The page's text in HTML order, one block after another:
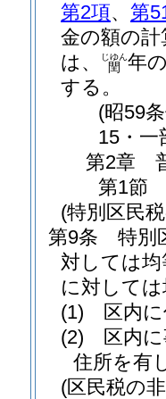
第2項、 第
金の額の
は、
閏
じゆん年
する。
(昭59
15・一
第2章
第1節
(特別区民
第9条
特別
対しては
に対して
(1)
区内
(2)
区内
住所を有
(区民税の